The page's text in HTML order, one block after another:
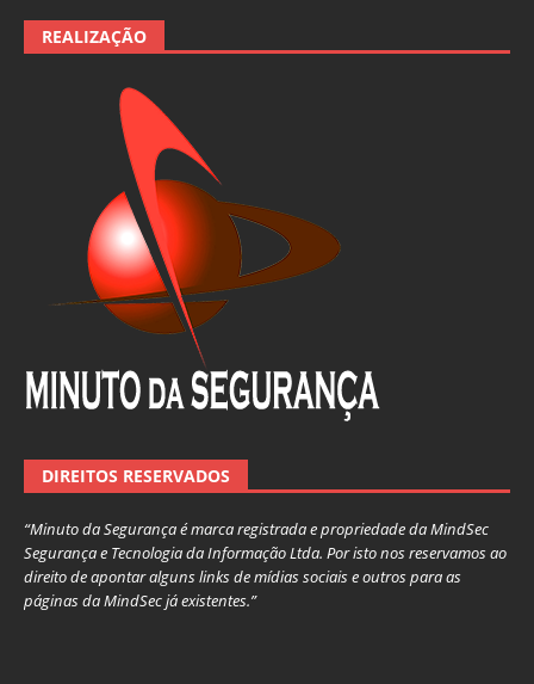
REALIZAÇÃO
DIREITOS RESERVADOS
“Minuto da Segurança é marca registrada e propriedade da MindSec
Segurança e Tecnologia da Informação Ltda. Por isto nos reservamos ao
direito de apontar alguns links de mídias sociais e outros para as
páginas da MindSec já existentes.”